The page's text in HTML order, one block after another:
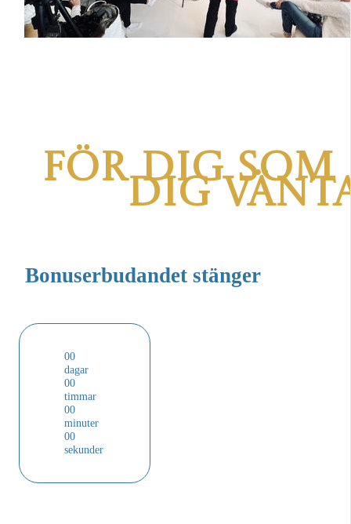
För dig som
dig
Bonuserbudandet stänger
00
dagar
00
timmar
00
minuter
00
sekunder